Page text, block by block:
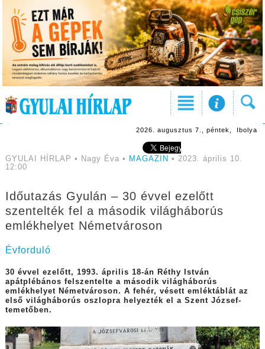
2026. augusztus 7., péntek, Ibolya
GYULAI HÍRLAP • Nagy Éva • MAGAZIN • 2023. április 10.
12:00
Időutazás Gyulán – 30 évvel ezelőtt
szentelték fel a második világháborús
emlékhelyet Németvároson
Évforduló
30 évvel ezelőtt, 1993. április 18-án Réthy István
apátplébános felszentelte a második világháborús
emlékhelyet Németvároson. A fehér, vésett emléktáblát az
első világháborús oszlopra helyezték el a Szent József-
temetőben.